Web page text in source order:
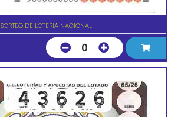
SORTEO DE LOTERIA NACIONAL
0